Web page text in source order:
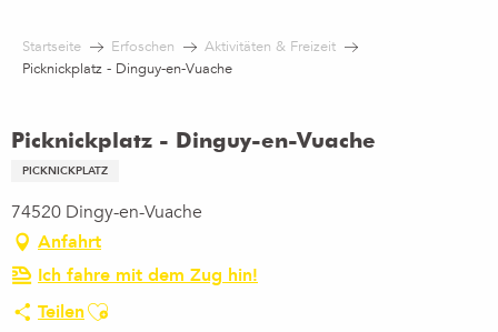
contenu
Startseite Erfoschen
Aktivitäten & Freizeit
Picknickplatz - Dinguy-en-Vuache
Picknickplatz - Dinguy-en-Vuache
PICKNICKPLATZ
74520 Dingy-en-Vuache
Anfahrt
Ich fahre mit dem Zug hin!
TeilenAjouter aux favoris